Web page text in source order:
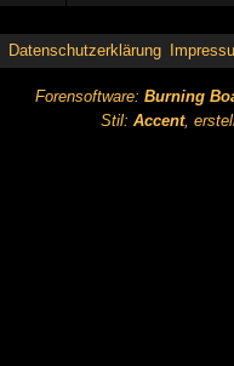
Datenschutzerklärung
Forensoftware: Burning
Stil: Accent,